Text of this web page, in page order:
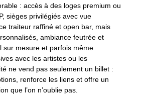
: accès à des loges premium ou
sièges privilégiés avec vue
traiteur raffiné et open bar, mais
ambiance feutrée et
sur mesure et parfois même
avec les artistes ou les
ne vend pas seulement un billet :
renforce les liens et offre un
que l’on n’oublie pas.